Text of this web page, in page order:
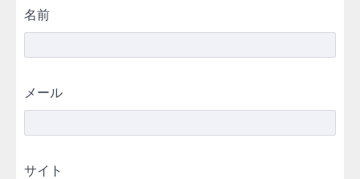
名前
メール
サイト